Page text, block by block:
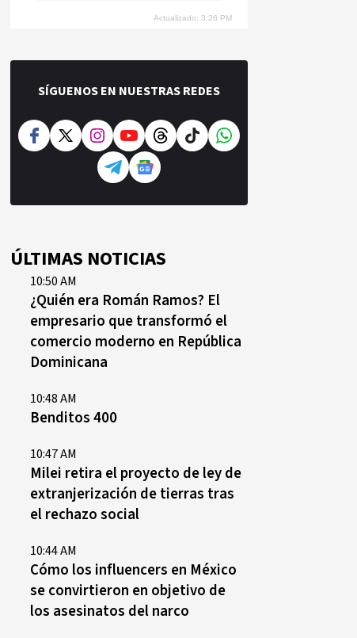
Actualizado: 3:26 PM
SÍGUENOS EN NUESTRAS REDES
ÚLTIMAS NOTICIAS
10:50 AM
¿Quién era Román Ramos? El
empresario que transformó el
comercio moderno en República
Dominicana
10:48 AM
Benditos 400
10:47 AM
Milei retira el proyecto de ley de
extranjerización de tierras tras
el rechazo social
10:44 AM
Cómo los influencers en México
se convirtieron en objetivo de
los asesinatos del narco